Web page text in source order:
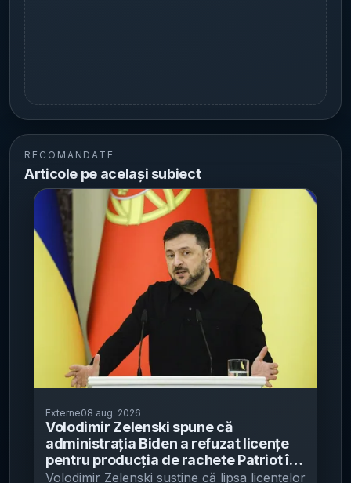
RECOMANDATE
Articole pe același subiect
Externe08 aug. 2026
Volodimir Zelenski spune că
administrația Biden a refuzat licențe
pentru producția de rachete Patriot în
Ucraina - Kievul susține că ar fi putut
Volodimir Zelenski susține că lipsa licențelor